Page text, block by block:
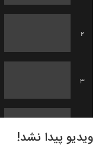
2
3
ویدیو پیدا نشد!